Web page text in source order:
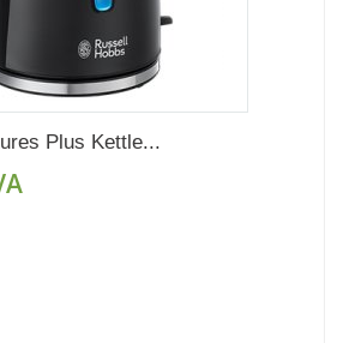
Plus Kettle...